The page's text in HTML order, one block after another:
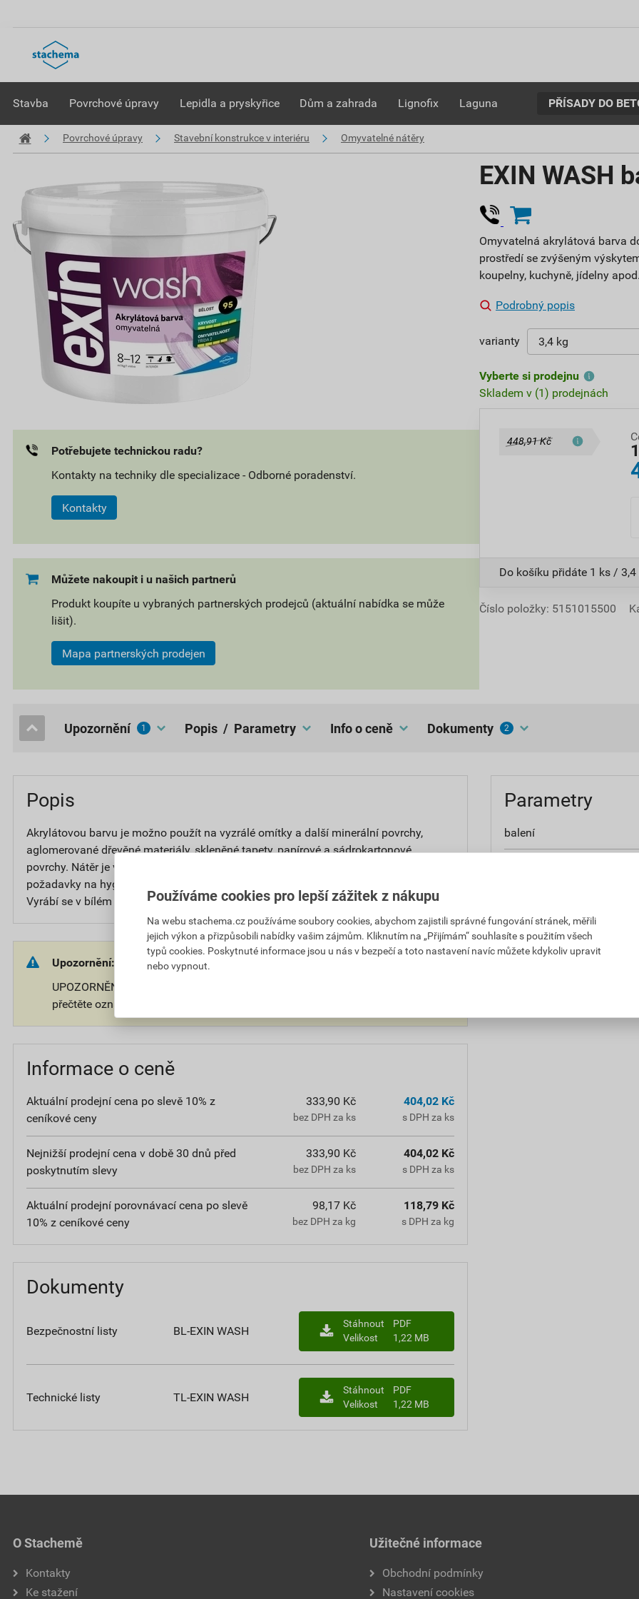
Stavba Povrchové úpravy Lepidla a pryskyřice Dům a zahrada Lignofix Laguna PŘÍSADY DO
Povrchové úpravy Stavební konstrukce v interiéru Omyvatelné nátěry
Potřebujete technickou radu?
Kontakty na techniky dle specializace - Odborné poradenství.
Kontakty
Můžete nakoupit i u našich partnerů
Produkt koupíte u vybraných partnerských prodejců (aktuální nabídka se může
lišit).
Mapa partnerských prodejen
EXIN WASH
Omyvatelná akrylátová barva
prostředí se zvýšeným
koupelny, kuchyně, jídelny apod.
Podrobný popis
varianty
Vyberte si prodejnu
Skladem v (1) prodejnách
448,91 Kč
Do košíku přidáte 1 ks / 3,4
Číslo položky: 5151015500
popis / Parametry
upozornění 1 Info o ceně dokumenty 2
Popis
Akrylátovou barvu je možno použít na vyzrálé omítky a další minerální povrchy,
aglomerované dřevěné materiály, skleněné tapety, papírové a sádrokartonové
povrchy. Nátěr je vysoce omyvatelný a je určen pro vnitřní prostředí s náročnými
požadavky na hygienu, jako jsou školy, kuchyně, jídelny, nemocnice, hotely apod.
Vyrábí se v bílém odstínu a v bázích určených pro tónování.
Upozornění:
UPOZORNĚNÍ: Používejte ošetřený předmět bezpečně. Před použitím si vždy
přečtěte označení a informace o přípravku.
Informace o ceně
Aktuální prodejní cena po slevě 10% z
ceníkové ceny
333,90 Kč
bez DPH za ks
404,02 Kč
s DPH za ks
Nejnižší prodejní cena v době 30 dnů před
poskytnutím slevy
333,90 Kč
bez DPH za ks
404,02 Kč
s DPH za ks
Aktuální prodejní porovnávací cena po slevě
10% z ceníkové ceny
98,17 Kč
bez DPH za kg
118,79 Kč
s DPH za kg
Dokumenty
Bezpečnostní listy BL-EXIN WASH
Stáhnout
PDF
Velikost
1,22 MB
Technické listy TL-EXIN WASH
Stáhnout
PDF
Velikost
1,22 MB
Parametry
balení
aplikace
O Stachemě
Kontakty
Ke stažení
Užitečné informace
Obchodní podmínky
Nastavení cookies
Používáme cookies pro lepší zážitek z nákupu
Na webu stachema.cz používáme soubory cookies, abychom zajistili správné fungování stránek, měřili
jejich výkon a přizpůsobili nabídky vašim zájmům. Kliknutím na „Přijímám“ souhlasíte s použitím všech
typů cookies. Poskytnuté informace jsou u nás v bezpečí a toto nastavení navíc můžete kdykoliv upravit
nebo vypnout.